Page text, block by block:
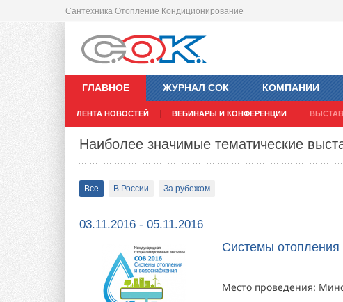
Сантехника Отопление Кондиционирование
ГЛАВНОЕ
ЛЕНТА НОВОСТЕЙ ВЕБИНАРЫ И КОНФЕРЕНЦИИ
ЖУРНАЛ СОК КОМПАНИИ
Наиболее значимые тематические
Все В России За рубежом
03.11.2016 - 05.11.2016
Системы
Место проведения: